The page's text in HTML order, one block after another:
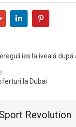
ies la iveală
la Dubai
Sport Revolution